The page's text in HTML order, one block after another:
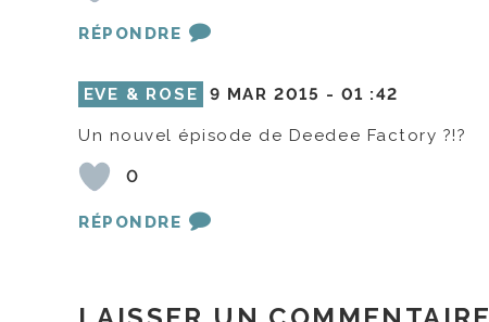
RÉPONDRE
EVE & ROSE 9 MAR 2015 - 01 :42
Un nouvel épisode de Deedee Factory ?!?
0
RÉPONDRE